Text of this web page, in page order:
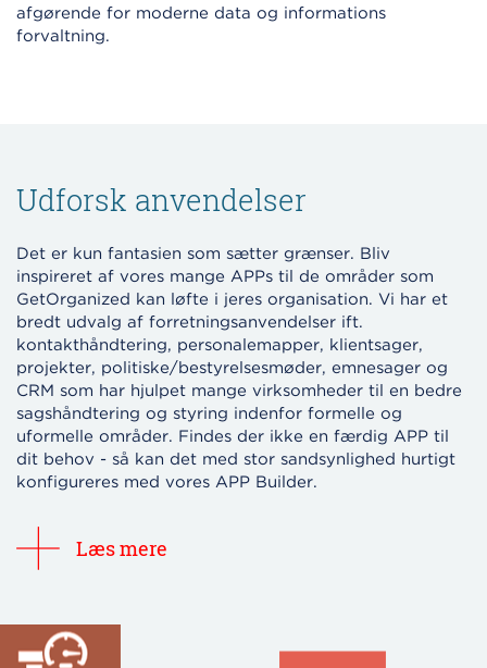
afgørende for moderne data og informations
forvaltning.
Udforsk anvendelser
Det er kun fantasien som sætter grænser. Bliv
inspireret af vores mange APPs til de områder som
GetOrganized kan løfte i jeres organisation. Vi har et
bredt udvalg af forretningsanvendelser ift.
kontakthåndtering, personalemapper, klientsager,
projekter, politiske/bestyrelsesmøder, emnesager og
CRM som har hjulpet mange virksomheder til en bedre
sagshåndtering og styring indenfor formelle og
uformelle områder. Findes der ikke en færdig APP til
dit behov - så kan det med stor sandsynlighed hurtigt
konfigureres med vores APP Builder.
Læs mere